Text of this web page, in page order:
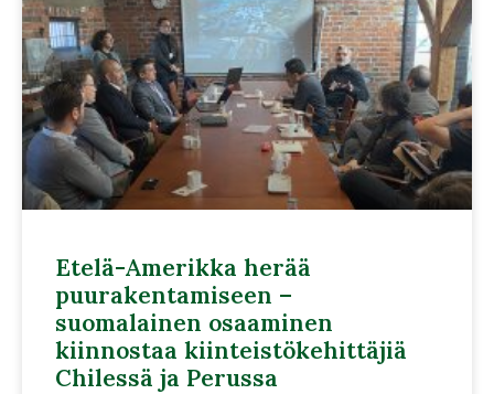
Etelä-Amerikka herää
puurakentamiseen –
suomalainen osaaminen
kiinnostaa kiinteistökehittäjiä
Chilessä ja Perussa